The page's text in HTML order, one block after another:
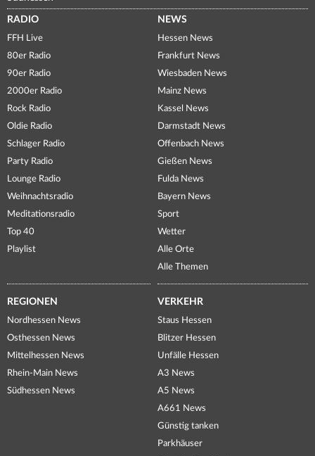
RADIO
FFH Live
80er Radio
90er Radio
2000er Radio
Rock Radio
Oldie Radio
Schlager Radio
Party Radio
Lounge Radio
Weihnachtsradio
Meditationsradio
Top 40
Playlist
NEWS
Hessen News
Frankfurt News
Wiesbaden News
Mainz News
Kassel News
Darmstadt News
Offenbach News
Gießen News
Fulda News
Bayern News
Sport
Wetter
Alle Orte
Alle Themen
REGIONEN
Nordhessen News
Osthessen News
Mittelhessen News
Rhein-Main News
Südhessen News
VERKEHR
Staus Hessen
Blitzer Hessen
Unfälle Hessen
A3 News
A5 News
A661 News
Günstig tanken
Parkhäuser